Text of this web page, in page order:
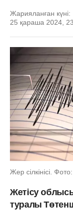
Жарияланған күні:
25 қараша 2024,
Жер сілкінісі.
Жетісу
туралы